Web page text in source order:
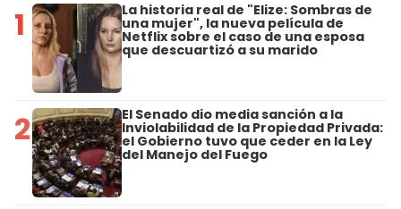
1 La historia real de "Elize: Sombras de
una mujer", la nueva película de
Netflix sobre el caso de una esposa
que descuartizó a su marido
2 El Senado dio media sanción a la
Inviolabilidad de la Propiedad Privada:
el Gobierno tuvo que ceder en la Ley
del Manejo del Fuego